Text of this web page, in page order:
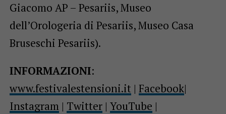
Giacomo AP – Pesariis, Museo
dell’Orologeria di Pesariis, Museo Casa
Bruseschi Pesariis).
INFORMAZIONI:
www.festivalestensioni.it | Facebook|
Instagram| Twitter| YouTube |